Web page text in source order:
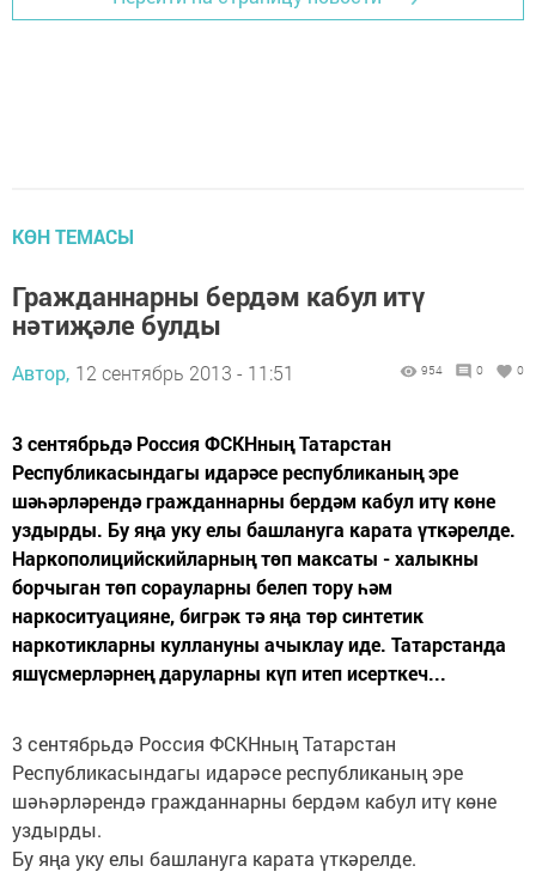
КӨН ТЕМАСЫ
Гражданнарны бердәм кабул итү
нәтиҗәле булды
Автор, 12 сентябрь 2013 - 11:51 954 0 0
3 сентябрьдә Россия ФСКНның Татарстан
Республикасындагы идарәсе республиканың эре
шәһәрләрендә гражданнарны бердәм кабул итү көне
уздырды. Бу яңа уку елы башлануга карата үткәрелде.
Наркополицийскийларның төп максаты - халыкны
борчыган төп сорауларны белеп тору һәм
наркоситуацияне, бигрәк тә яңа төр синтетик
наркотикларны куллануны ачыклау иде. Татарстанда
яшүсмерләрнең даруларны күп итеп исерткеч...
3 сентябрьдә Россия ФСКНның Татарстан
Республикасындагы идарәсе республиканың эре
шәһәрләрендә гражданнарны бердәм кабул итү көне
уздырды.
Бу яңа уку елы башлануга карата үткәрелде.